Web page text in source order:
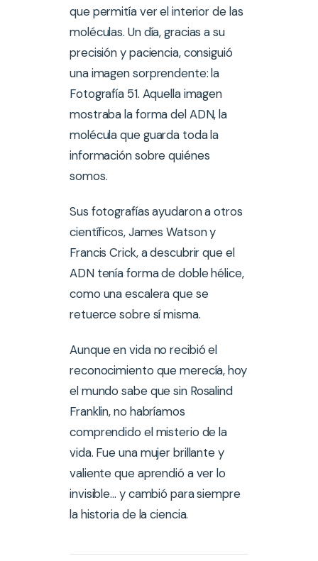
que permitía ver el interior de las
moléculas. Un día, gracias a su
precisión y paciencia, consiguió
una imagen sorprendente: la
Fotografía 51. Aquella imagen
mostraba la forma del ADN, la
molécula que guarda toda la
información sobre quiénes
somos.
Sus fotografías ayudaron a otros
científicos, James Watson y
Francis Crick, a descubrir que el
ADN tenía forma de doble hélice,
como una escalera que se
retuerce sobre sí misma.
Aunque en vida no recibió el
reconocimiento que merecía, hoy
el mundo sabe que sin Rosalind
Franklin, no habríamos
comprendido el misterio de la
vida. Fue una mujer brillante y
valiente que aprendió a ver lo
invisible… y cambió para siempre
la historia de la ciencia.